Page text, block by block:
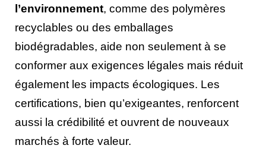
l’environnement, comme des polymères
recyclables ou des emballages
biodégradables, aide non seulement à se
conformer aux exigences légales mais réduit
également les impacts écologiques. Les
certifications, bien qu’exigeantes, renforcent
aussi la crédibilité et ouvrent de nouveaux
marchés à forte valeur.